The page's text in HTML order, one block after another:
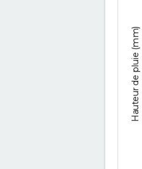
Hauteur de pluie (mm)